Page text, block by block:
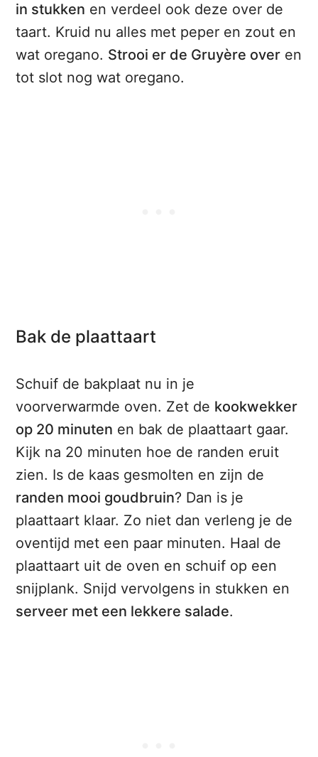
in stukken en verdeel ook deze over de
taart. Kruid nu alles met peper en zout en
wat oregano. Strooi er de Gruyère over en
tot slot nog wat oregano.
Bak de plaattaart
Schuif de bakplaat nu in je
voorverwarmde oven. Zet de kookwekker
op 20 minuten en bak de plaattaart gaar.
Kijk na 20 minuten hoe de randen eruit
zien. Is de kaas gesmolten en zijn de
randen mooi goudbruin? Dan is je
plaattaart klaar. Zo niet dan verleng je de
oventijd met een paar minuten. Haal de
plaattaart uit de oven en schuif op een
snijplank. Snijd vervolgens in stukken en
serveer met een lekkere salade.